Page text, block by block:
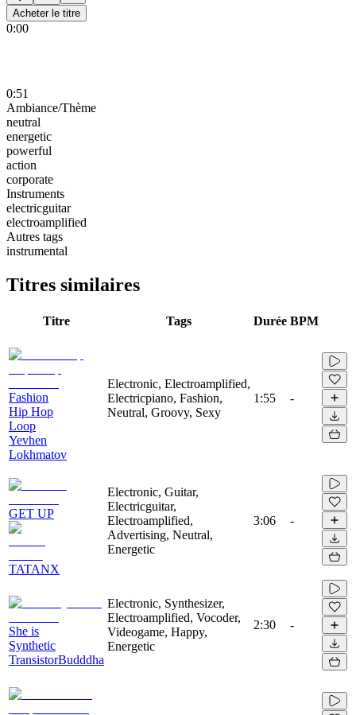
Acheter le titre
0:00
0:51
Ambiance/Thème
neutral
energetic
powerful
action
corporate
Instruments
electricguitar
electroamplified
Autres tags
instrumental
Titres similaires
Titre Tags Durée BPM
Fashion
Hip Hop
Loop
Yevhen
Lokhmatov
Electronic, Electroamplified,
Electricpiano, Fashion,
Neutral, Groovy, Sexy
1:55 -
GET UP
TATANX
Electronic, Guitar,
Electricguitar,
Electroamplified,
Advertising, Neutral,
Energetic
3:06 -
She is
Synthetic
TransistorBudddha
Electronic, Synthesizer,
Electroamplified, Vocoder,
Videogame, Happy,
Energetic
2:30 -